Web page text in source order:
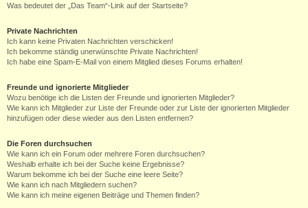
Was bedeutet der „Das Team“-Link auf der Startseite?
Private Nachrichten
Ich kann keine Privaten Nachrichten verschicken!
Ich bekomme ständig unerwünschte Private Nachrichten!
Ich habe eine Spam-E-Mail von einem Mitglied dieses Forums erhalten!
Freunde und ignorierte Mitglieder
Wozu benötige ich die Listen der Freunde und ignorierten Mitglieder?
Wie kann ich Mitglieder zur Liste der Freunde oder zur Liste der ignorierten Mitglieder
hinzufügen oder diese wieder aus den Listen entfernen?
Die Foren durchsuchen
Wie kann ich ein Forum oder mehrere Foren durchsuchen?
Weshalb erhalte ich bei der Suche keine Ergebnisse?
Warum bekomme ich bei der Suche eine leere Seite?
Wie kann ich nach Mitgliedern suchen?
Wie kann ich meine eigenen Beiträge und Themen finden?